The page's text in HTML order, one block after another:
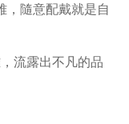
，隨意配戴就是自
流露出不凡的品